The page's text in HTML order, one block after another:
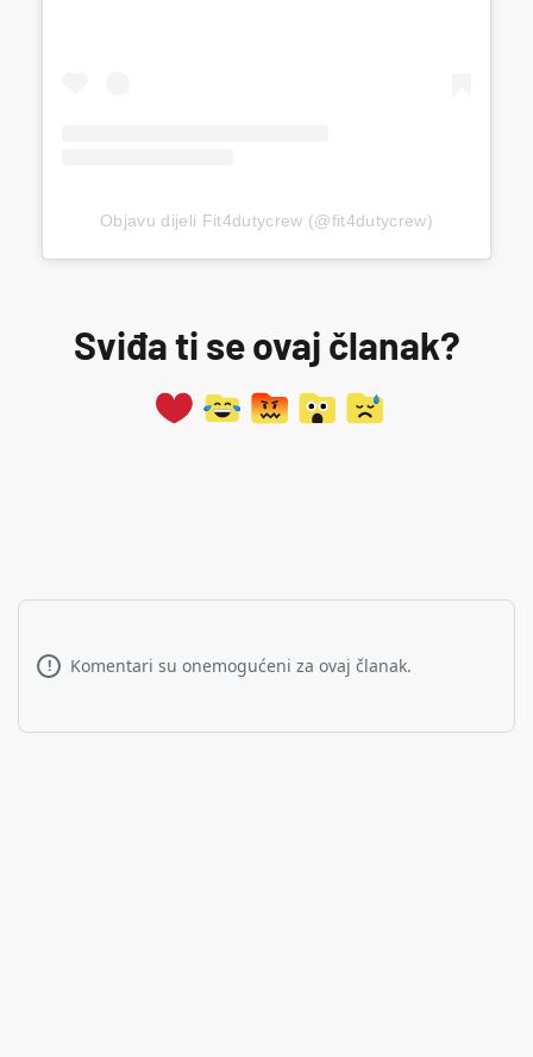
Objavu dijeli Fit4dutycrew (@fit4dutycrew)
Sviđa ti se ovaj članak?
! Komentari su onemogućeni za ovaj članak.